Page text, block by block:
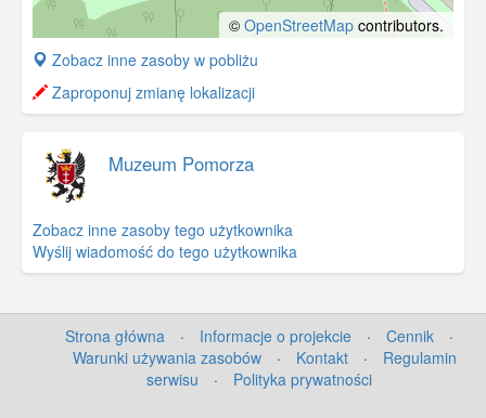
© OpenStreetMap contributors.
+
−
Zobacz inne zasoby w pobliżu
Zaproponuj zmianę lokalizacji
Muzeum Pomorza
Zobacz inne zasoby tego użytkownika
Wyślij wiadomość do tego użytkownika
Strona główna · Informacje o projekcie · Cennik
·
Warunki używania zasobów
· Kontakt ·
Regulamin
serwisu
· Polityka prywatności